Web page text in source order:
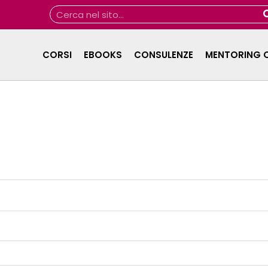
Cerca
CORSI EBOOKS CONSULENZE MENTORING